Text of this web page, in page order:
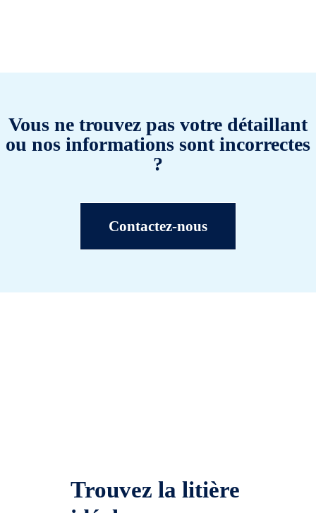
Vous ne trouvez pas votre détaillant
ou nos informations sont incorrectes
?
Contactez-nous
Trouvez la litière